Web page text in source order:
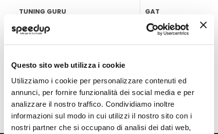
Questo sito web utilizza i cookie
Utilizziamo i cookie per personalizzare contenuti ed
annunci, per fornire funzionalità dei social media e per
analizzare il nostro traffico. Condividiamo inoltre
informazioni sul modo in cui utilizzi il nostro sito con i
nostri partner che si occupano di analisi dei dati web,
TUNING GURU
14,85 €
GAT
1x(1,5x11cm)
6,50 €